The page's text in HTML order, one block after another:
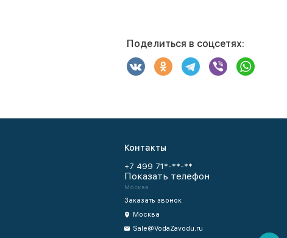
Поделиться в соцсетях:
Контакты
+7 499 71*-**-**
Показать телефон
Москва
Заказать звонок
Москва
Sale@VodaZavodu.ru